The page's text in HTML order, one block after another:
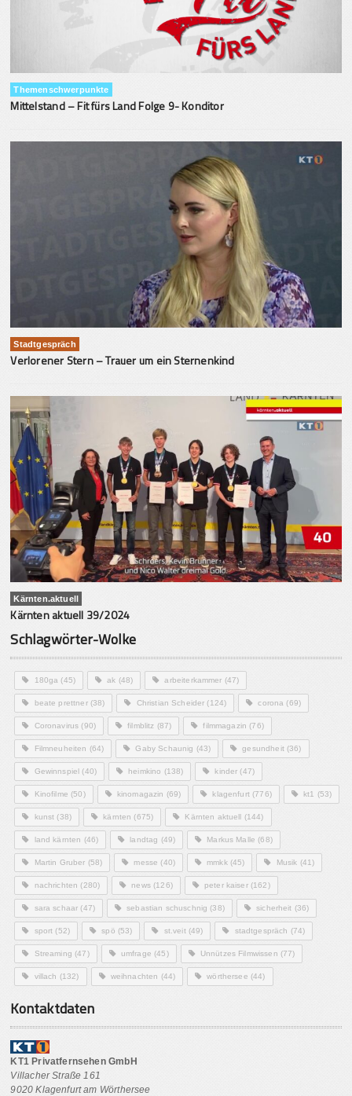
Themenschwerpunkte
Mittelstand – Fit fürs Land Folge 9- Konditor
Stadtgespräch
Verlorener Stern – Trauer um ein Sternenkind
Kärnten.aktuell
Kärnten aktuell 39/2024
Schlagwörter-Wolke
180ga (45) ak (48) arbeiterkammer (47)
beate prettner(38) Christian Scheider (124) corona (69)
Coronavirus (90) filmblitz (87) filmmagazin (76)
Filmneuheiten (64) Gaby Schaunig (43) gesundheit(36)
Gewinnspiel (40) heimkino (138) kinder (47)
Kinofilme (50) kinomagazin (69) klagenfurt(776) kt1 (53)
kunst (38) kärnten (675) Kärnten aktuell (144)
land kärnten (46) landtag (49) Markus Malle (68)
Martin Gruber (58) messe (40) mmkk(45) Musik (41)
nachrichten (280) news(126) peter kaiser(162)
sara schaar (47) sebastian schuschnig (38) sicherheit (36)
sport (52) spö (53) st.veit(49) stadtgespräch (74)
Streaming (47) umfrage (45) Unnützes Filmwissen (77)
villach (132) weihnachten (44) wörthersee (44)
Kontaktdaten
KT1 Privatfernsehen GmbH
Villacher Straße 161
9020 Klagenfurt am Wörthersee